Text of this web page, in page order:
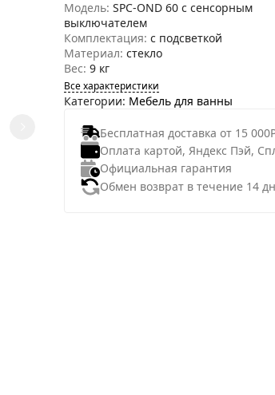
Модель: SPC-OND 60 с сенсорным
выключателем
Комплектация: с подсветкой
Материал: стекло
Вес: 9 кг
Все характеристики
Категории: Мебель для ванны
Бесплатная доставка от 15
Оплата картой, Яндекс Пэй,
Официальная гарантия
Обмен возврат в течение 14